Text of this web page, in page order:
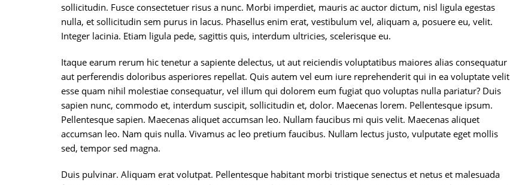
sollicitudin. Fusce consectetuer risus a nunc. Morbi imperdiet, mauris ac auctor dictum, nisl ligula egestas
nulla, et sollicitudin sem purus in lacus. Phasellus enim erat, vestibulum vel, aliquam a, posuere eu, velit.
Integer lacinia. Etiam ligula pede, sagittis quis, interdum ultricies, scelerisque eu.
Itaque earum rerum hic tenetur a sapiente delectus, ut aut reiciendis voluptatibus maiores alias consequatur
aut perferendis doloribus asperiores repellat. Quis autem vel eum iure reprehenderit qui in ea voluptate velit
esse quam nihil molestiae consequatur, vel illum qui dolorem eum fugiat quo voluptas nulla pariatur? Duis
sapien nunc, commodo et, interdum suscipit, sollicitudin et, dolor. Maecenas lorem. Pellentesque ipsum.
Pellentesque sapien. Maecenas aliquet accumsan leo. Nullam faucibus mi quis velit. Maecenas aliquet
accumsan leo. Nam quis nulla. Vivamus ac leo pretium faucibus. Nullam lectus justo, vulputate eget mollis
sed, tempor sed magna.
Duis pulvinar. Aliquam erat volutpat. Pellentesque habitant morbi tristique senectus et netus et malesuada